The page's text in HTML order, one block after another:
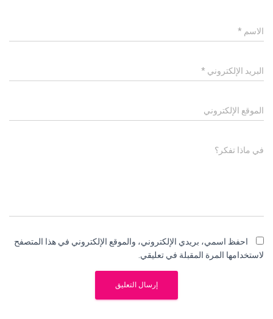
الاسم *
البريد الإلكتروني *
الموقع الإلكتروني
في ماذا تفكر؟
احفظ اسمي، بريدي الإلكتروني، والموقع الإلكتروني في هذا المتصفح
لاستخدامها المرة المقبلة في تعليقي.